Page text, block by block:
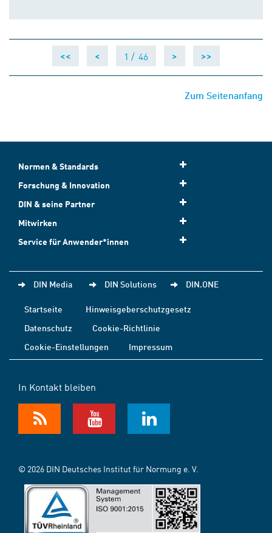
<< < 1 / 46 > >>
Zum Seitenanfang
Normen & Standards
Forschung & Innovation
DIN & seine Partner
Mitwirken
Service für Anwender*innen
DIN Media DIN Solutions DIN.ONE
Startseite
Hinweisgeberschutzgesetz
Datenschutz
Cookie-Richtlinie
Cookie-Einstellungen
Impressum
In Kontakt bleiben
© 2026 DIN Deutsches Institut für Normung e. V.